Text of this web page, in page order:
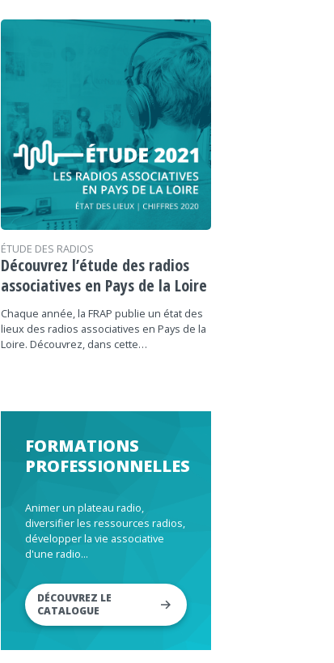
ÉTUDE DES RADIOS
Découvrez l’étude des radios
associatives en Pays de la Loire
Chaque année, la FRAP publie un état des
lieux des radios associatives en Pays de la
Loire. Découvrez, dans cette…
FORMATIONS
PROFESSIONNELLES
Animer un plateau radio,
diversifier les ressources radios,
développer la vie associative
d'une radio...
DÉCOUVREZ LE
CATALOGUE